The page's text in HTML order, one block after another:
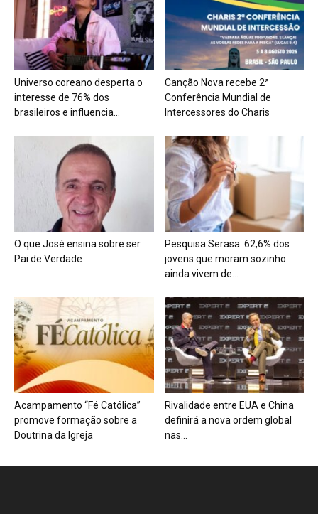
Universo coreano desperta o
interesse de 76% dos
brasileiros e influencia...
Canção Nova recebe 2ª
Conferência Mundial de
Intercessores do Charis
O que José ensina sobre ser
Pai de Verdade
Pesquisa Serasa: 62,6% dos
jovens que moram sozinho
ainda vivem de...
Acampamento “Fé Católica”
promove formação sobre a
Doutrina da Igreja
Rivalidade entre EUA e China
definirá a nova ordem global
nas...